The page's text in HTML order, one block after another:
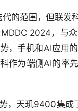
的范围，但联发
2024，与
，手机和AI应用
作为端侧AI的率
，天玑9400集